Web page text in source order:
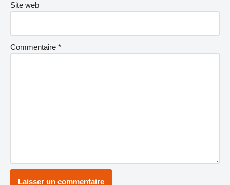
Site web
Commentaire *